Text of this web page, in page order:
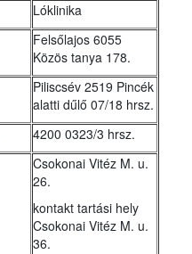
Lóklinika
Felsőlajos 6055
Közös tanya 178.
Piliscsév 2519 Pincék
alatti dűlő 07/18 hrsz.
4200 0323/3 hrsz.
Csokonai Vitéz M. u.
26.
kontakt tartási hely
Csokonai Vitéz M. u.
36.